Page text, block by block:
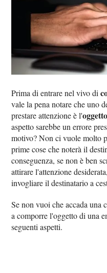
Prima di entrare nel vivo di
vale la pena notare che uno
prestare attenzione è l'
aspetto sarebbe un errore
motivo? Non ci vuole molto
prime cose che noterà il
conseguenza, se non è ben
attirare l'attenzione
invogliare il destinatario a
Se non vuoi che accada una
a comporre l'oggetto di una
seguenti aspetti.